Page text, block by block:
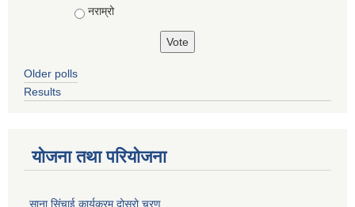
नराम्रो
Older polls
Results
योजना तथा परियोजना
साना सिंचाई कार्यक्रम दोस्रो चरण